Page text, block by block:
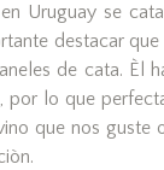
Uruguay se
destacar
de cata. Èl
por lo que
que nos guste